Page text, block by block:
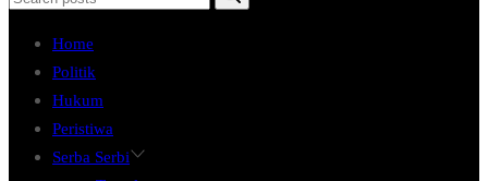
Home
Politik
Hukum
Peristiwa
Serba Serbi